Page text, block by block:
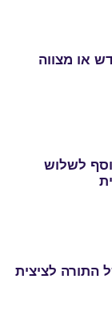
או מצווה
לשלוש
התורה לציצית